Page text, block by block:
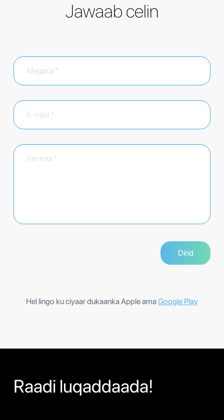
Jawaab celin
Hel lingo ku ciyaar dukaanka Apple amaGoogle Play
Raadi luqaddaada!